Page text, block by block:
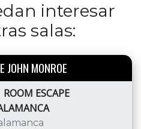
interesar
salas:
JOHN MONROE
ROOM ESCAPE